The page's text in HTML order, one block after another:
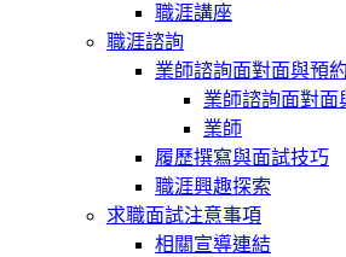
職涯講座
職涯諮詢
業師諮詢面對面與預約
業師諮詢面對面
業師
履歷撰寫與面試技巧
職涯興趣探索
求職面試注意事項
相關宣導連結